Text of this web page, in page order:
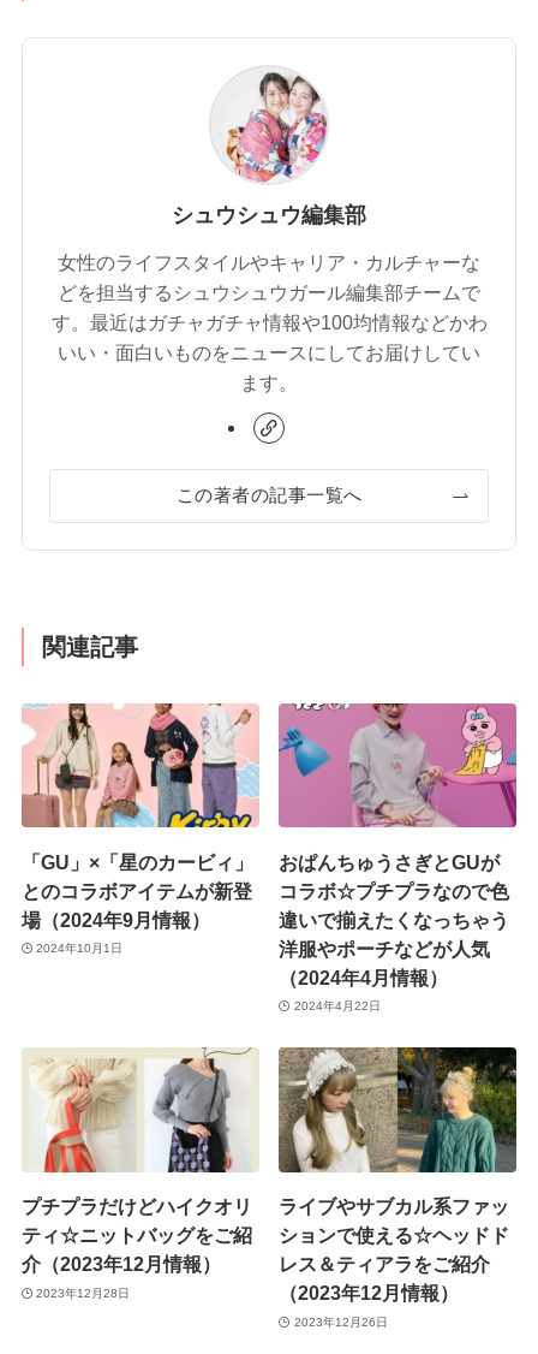
シュウシュウ編集部
女性のライフスタイルやキャリア・カルチャーな
どを担当するシュウシュウガール編集部チームで
す。最近はガチャガチャ情報や100均情報などかわ
いい・面白いものをニュースにしてお届けしてい
ます。
この著者の記事一覧へ
関連記事
「GU」×「星のカービィ」
とのコラボアイテムが新登
場（2024年9月情報）
2024年10月1日
おぱんちゅうさぎとGUが
コラボ☆プチプラなので色
違いで揃えたくなっちゃう
洋服やポーチなどが人気
（2024年4月情報）
2024年4月22日
プチプラだけどハイクオリ
ティ☆ニットバッグをご紹
介（2023年12月情報）
2023年12月28日
ライブやサブカル系ファッ
ションで使える☆ヘッドド
レス＆ティアラをご紹介
（2023年12月情報）
2023年12月26日